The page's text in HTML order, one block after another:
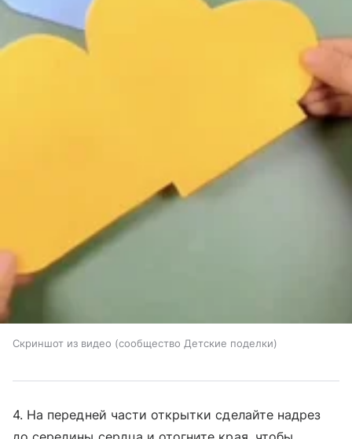
Скриншот из видео (сообщество Детские поделки)
4. На передней части открытки сделайте надрез